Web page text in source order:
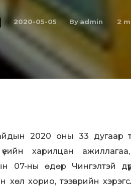
2020-05-05 By admin 2
2020 оны 33 дугаар
харилцан
07-ны өдөр Чингэлтэй
хорио, тээврийн